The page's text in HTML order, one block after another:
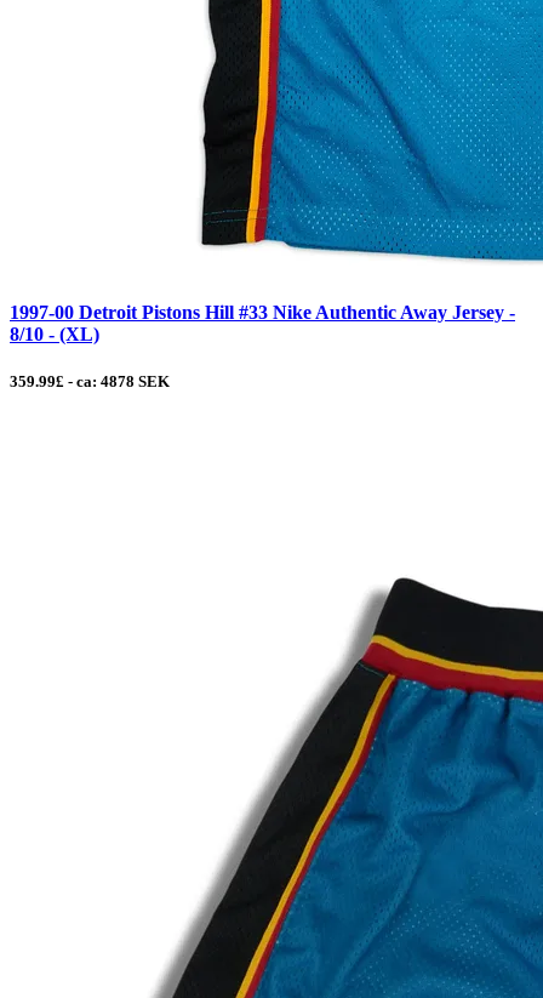
1997-00 Detroit Pistons Hill #33 Nike Authentic Away Jersey -
8/10 - (XL)
359.99£ - ca: 4878 SEK